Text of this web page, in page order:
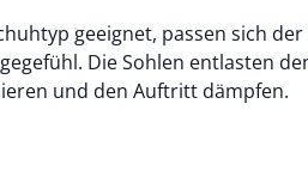
geeignet, passen sich
Die Sohlen entlasten
und den Auftritt dämpfen.